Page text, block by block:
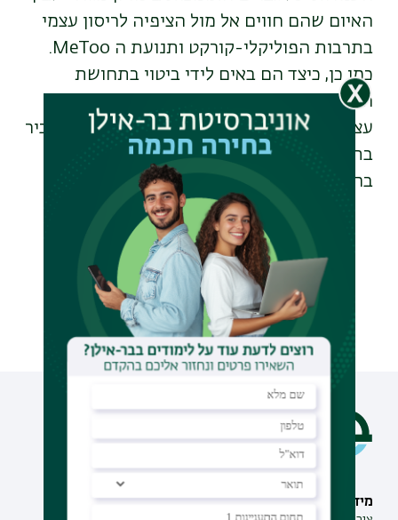
האיום שהם חווים אל מול הציפיה לריסון עצמי
בתרבות הפוליקלי-קורקט ותנועת ה MeToo.
כמו כן, כיצד הם באים לידי ביטוי בתחושת
הפגיעות שלהם להתפס כסקסיסטיים ובריסון
עצמי בכל הקשור לשיח המגדרי? חברת סגל בכיר
בתוכנית ללימודי מגדר באוניברסיטת
בר-אילן
עקבו אחרינו גם בוואטצאפ
מידע וסיוע תחומי לימוד